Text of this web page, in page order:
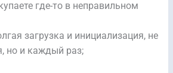
где-то в неправильном
загрузка и инициализация, не
но и каждый раз;